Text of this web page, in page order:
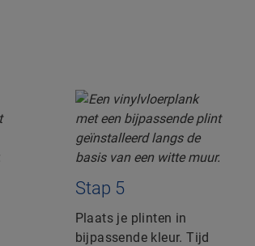
Stap 5
Plaats je plinten in
bijpassende kleur. Tijd